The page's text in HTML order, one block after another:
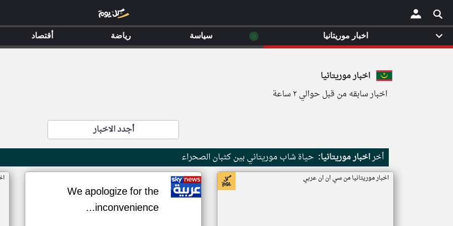
×
اخبار موريتانيا
اخبار سابقه من قبل حوالي ٢ ساعة
أجدد الاخبار
أخراخبار موريتانيا: حياة شاب موريتاني بين كثبان الصحراء
اخبار موريتانيا من سي ان ان عربي
We apologize for the
inconvenience...
اخبار موريتانيا ◉ سياسة رياضة أقتصاد